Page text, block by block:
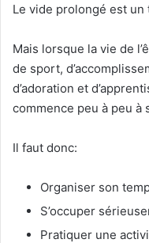
Le vide prolongé est
Mais lorsque la vie de
de sport,
d’adoration et
commence peu à peu à
Il faut donc:
Organiser son
S’occuper
Pratiquer une